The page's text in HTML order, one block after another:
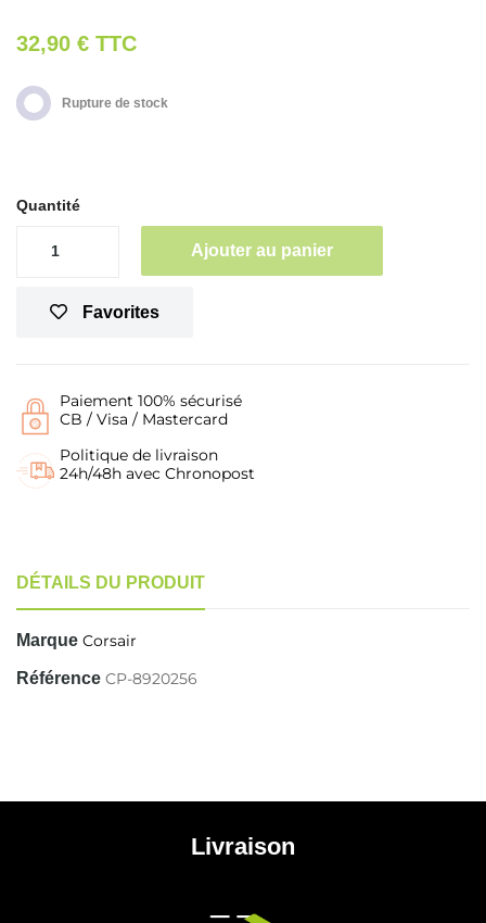
32,90 € TTC
Rupture de stock
Quantité
Ajouter au panier
Favorites
Paiement 100% sécurisé
CB / Visa / Mastercard
Politique de livraison
24h/48h avec Chronopost
DÉTAILS DU PRODUIT
Marque Corsair
Référence CP-8920256
Livraison